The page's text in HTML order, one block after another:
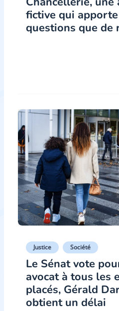
fictive qui
questions que de
Justice Société
Le Sénat vote
avocat à tous les
placés, Gérald
obtient un délai